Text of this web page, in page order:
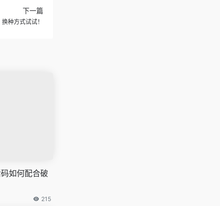
下一篇
种方式试试！
如何配合破
215